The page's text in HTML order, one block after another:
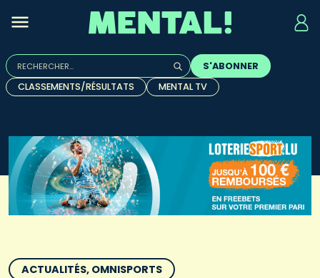
Rechercher :
Quand les résultats de l'auto-complétion sont
S'ABONNER
CLASSEMENTS/RÉSULTATS
MENTAL TV
ACTUALITÉS OMNISPORTS